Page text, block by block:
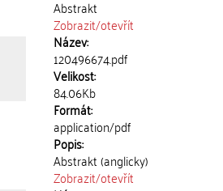
Abstrakt
Zobrazit/otevřít
Název:
120496674.pdf
Velikost:
84.06Kb
Formát:
application/pdf
Popis:
Abstrakt (anglicky)
Zobrazit/otevřít